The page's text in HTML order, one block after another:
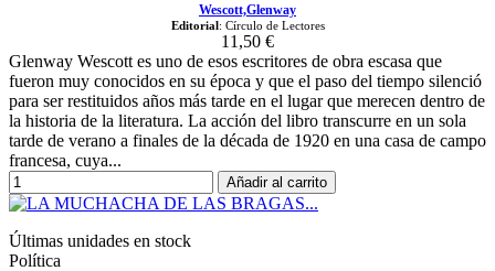
Wescott,Glenway
Editorial: Círculo de Lectores
11,50 €
Glenway Wescott es uno de esos escritores de obra escasa que
fueron muy conocidos en su época y que el paso del tiempo silenció
para ser restituidos años más tarde en el lugar que merecen dentro de
la historia de la literatura. La acción del libro transcurre en un sola
tarde de verano a finales de la década de 1920 en una casa de campo
francesa, cuya...
Añadir al carrito
Últimas unidades en stock
Política